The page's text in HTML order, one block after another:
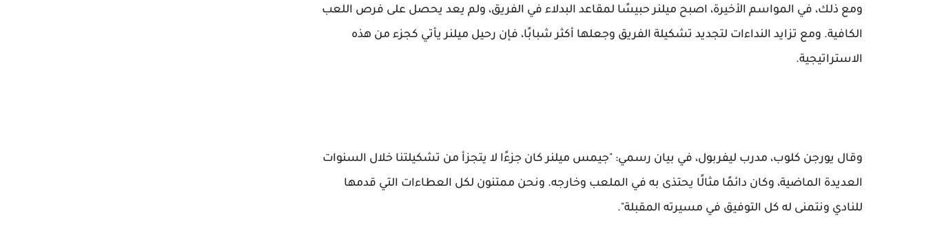
ومع ذلك، في المواسم الأخيرة، اصبح ميلنر حبيسًا لمقاعد البدلاء في الفريق، ولم يعد يحصل على فرص اللعب
الكافية. ومع تزايد النداءات لتجديد تشكيلة الفريق وجعلها أكثر شبابًا، فإن رحيل ميلنر يأتي كجزء من هذه
الاستراتيجية.
وقال يورجن كلوب، مدرب ليفربول، في بيان رسمي: "جيمس ميلنر كان جزءًا لا يتجزأ من تشكيلتنا خلال السنوات
العديدة الماضية، وكان دائمًا مثالًا يحتذى به في الملعب وخارجه. ونحن ممتنون لكل العطاءات التي قدمها
للنادي ونتمنى له كل التوفيق في مسيرته المقبلة".